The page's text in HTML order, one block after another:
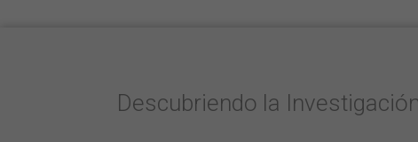
Descubriendo la Investigación